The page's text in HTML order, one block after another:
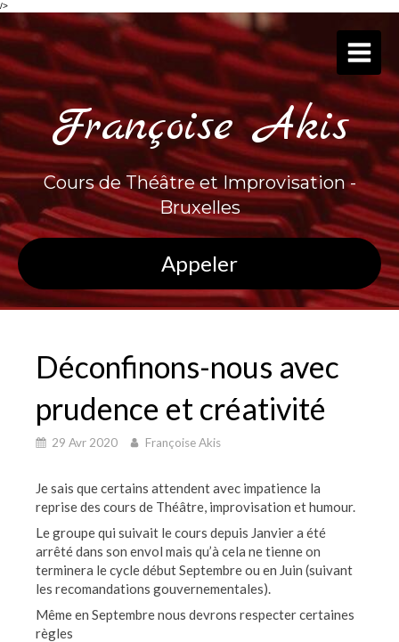
/>
Françoise Akis
Cours de Théâtre et Improvisation -
Bruxelles
Appeler
Déconfinons-nous avec
prudence et créativité
29 Avr 2020 Françoise Akis
Je sais que certains attendent avec impatience la
reprise des cours de Théâtre, improvisation et humour.
Le groupe qui suivait le cours depuis Janvier a été
arrêté dans son envol mais qu’à cela ne tienne on
terminera le cycle début Septembre ou en Juin (suivant
les recomandations gouvernementales).
Même en Septembre nous devrons respecter certaines
règles